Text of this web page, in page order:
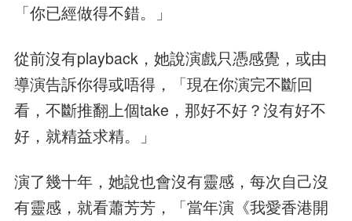
「你已經做得不錯。」
從前沒有playback，她說演戲只憑感覺，或由
導演告訴你得或唔得，「現在你演完不斷回
看，不斷推翻上個take，那好不好？沒有好不
好，就精益求精。」
演了幾十年，她說也會沒有靈感，每次自己沒
有靈感，就看蕭芳芳，「當年演《我愛香港開